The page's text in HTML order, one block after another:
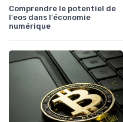
Comprendre le potentiel de
l'eos dans l'économie
numérique